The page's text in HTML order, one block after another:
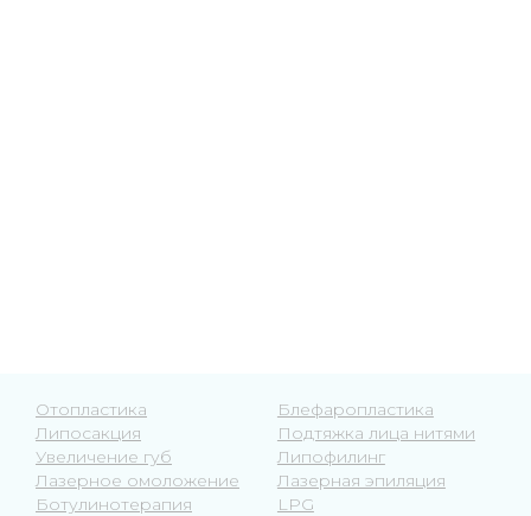
Отопластика
Липосакция
Увеличение губ
Лазерное омоложение
Ботулинотерапия
Блефаропластика
Подтяжка лица нитями
Липофилинг
Лазерная эпиляция
LPG